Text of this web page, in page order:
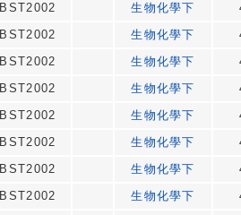
BST2002 生物化學下
BST2002 生物化學下
BST2002 生物化學下
BST2002 生物化學下
BST2002 生物化學下
BST2002 生物化學下
BST2002 生物化學下
BST2002 生物化學下